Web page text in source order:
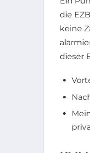
die
keine
dieser